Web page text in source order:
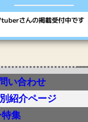
さんの掲載受付中です
い合わせ
紹介ページ
集